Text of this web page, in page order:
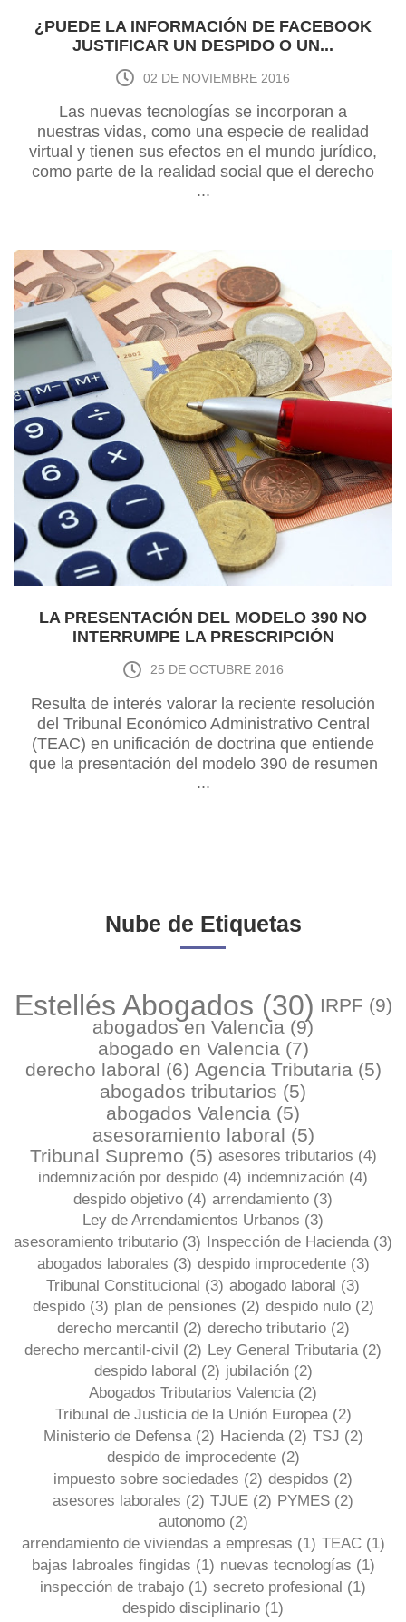
¿PUEDE LA INFORMACIÓN DE FACEBOOK
JUSTIFICAR UN DESPIDO O UN...
02 DE NOVIEMBRE 2016
Las nuevas tecnologías se incorporan a
nuestras vidas, como una especie de realidad
virtual y tienen sus efectos en el mundo jurídico,
como parte de la realidad social que el derecho
debe conocer y regular.Destacar que es
alcance pued...
...
LA PRESENTACIÓN DEL MODELO 390 NO
INTERRUMPE LA PRESCRIPCIÓN
25 DE OCTUBRE 2016
Resulta de interés valorar la reciente resolución
del Tribunal Económico Administrativo Central
(TEAC) en unificación de doctrina que entiende
que la presentación del modelo 390 de resumen
anual de IVA no interrumpe la prescripción del
...
Nube de Etiquetas
Estellés Abogados (30) IRPF (9)
abogados en Valencia (9)
abogado en Valencia (7)
derecho laboral (6) Agencia Tributaria (5)
abogados tributarios (5)
abogados Valencia (5)
asesoramiento laboral (5)
Tribunal Supremo (5) asesores tributarios (4)
indemnización por despido (4) indemnización (4)
despido objetivo (4) arrendamiento (3)
Ley de Arrendamientos Urbanos (3)
asesoramiento tributario (3) Inspección de Hacienda (3)
abogados laborales (3) despido improcedente (3)
Tribunal Constitucional (3) abogado laboral (3)
despido (3) plan de pensiones (2) despido nulo (2)
derecho mercantil (2) derecho tributario (2)
derecho mercantil-civil (2) Ley General Tributaria (2)
despido laboral (2) jubilación (2)
Abogados Tributarios Valencia (2)
Tribunal de Justicia de la Unión Europea (2)
Ministerio de Defensa (2) Hacienda (2) TSJ (2)
despido de improcedente (2)
impuesto sobre sociedades (2) despidos (2)
asesores laborales (2) TJUE (2) PYMES (2)
autonomo (2)
arrendamiento de viviendas a empresas (1) TEAC (1)
bajas labroales fingidas (1) nuevas tecnologías (1)
inspección de trabajo (1) secreto profesional (1)
despido disciplinario (1)